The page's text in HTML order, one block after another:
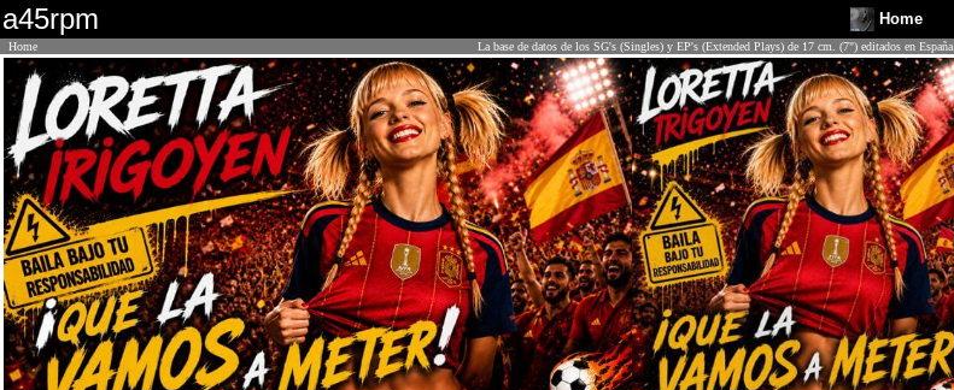
a45rpm Home
Home La base de datos de los SG's (Singles) y EP's (Extended Plays) de 17 cm. (7") editados en España.